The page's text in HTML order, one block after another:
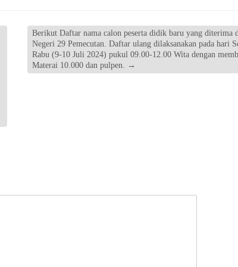
Berikut Daftar nama calon peserta didik baru yang diterima
Negeri 29 Pemecutan. Daftar ulang dilaksanakan pada hari
Rabu (9-10 Juli 2024) pukul 09.00-12.00 Wita dengan
Materai 10.000 dan pulpen. →